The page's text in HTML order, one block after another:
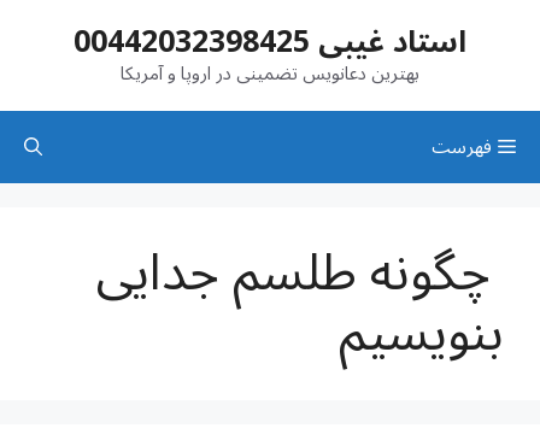
استاد غیبی 00442032398425
بهترین دعانویس تضمینی در اروپا و آمریکا
فهرست
‌ چگونه طلسم جدایی
بنویسیم